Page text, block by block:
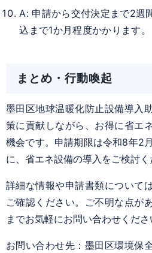
A: 申請から交付決定まで2週
込まで1か月程度かかります。
まとめ・行動喚起
墨田区地球温暖化防止設備導入
策に貢献しながら、お得に省エ
機会です。申請期限は令和8年2
に、省エネ設備の導入をご検討く
詳細な情報や申請書類について
ご確認ください。ご不明な点が
までお気軽にお問い合わせくださ
お問い合わせ先：墨田区環境保